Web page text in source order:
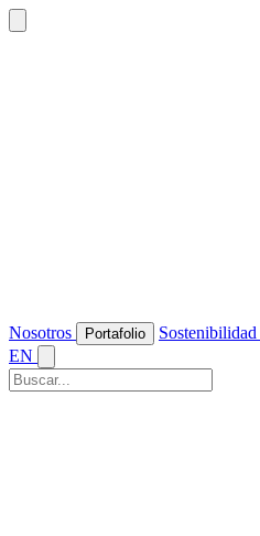
Nosotros Portafolio Sostenibilidad
EN